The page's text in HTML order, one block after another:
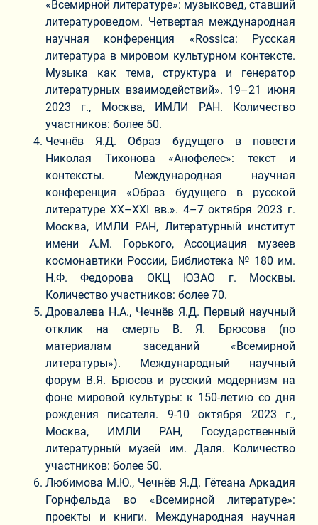
«Всемирной литературе»: музыковед, ставший
литературоведом. Четвертая международная
научная конференция «Rossiсa: Русская
литература в мировом культурном контексте.
Музыка как тема, структура и генератор
литературных взаимодействий». 19–21 июня
2023 г., Москва, ИМЛИ РАН. Количество
участников: более 50.
Чечнёв Я.Д. Образ будущего в повести
Николая Тихонова «Анофелес»: текст и
контексты. Международная научная
конференция «Образ будущего в русской
литературе XX–XXI вв.». 4–7 октября 2023 г.
Москва, ИМЛИ РАН, Литературный институт
имени А.М. Горького, Ассоциация музеев
космонавтики России, Библиотека № 180 им.
Н.Ф. Федорова ОКЦ ЮЗАО г. Москвы.
Количество участников: более 70.
Дровалева Н.А., Чечнёв Я.Д. Первый научный
отклик на смерть В. Я. Брюсова (по
материалам заседаний «Всемирной
литературы»). Международный научный
форум В.Я. Брюсов и русский модернизм на
фоне мировой культуры: к 150-летию со дня
рождения писателя. 9-10 октября 2023 г.,
Москва, ИМЛИ РАН, Государственный
литературный музей им. Даля. Количество
участников: более 50.
Любимова М.Ю., Чечнёв Я.Д. Гётеана Аркадия
Горнфельда во «Всемирной литературе»:
проекты и книги. Международная научная